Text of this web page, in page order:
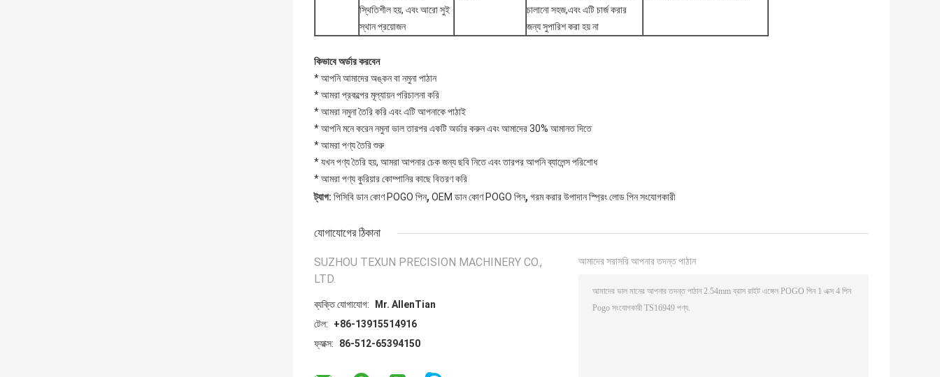
স্থিতিশীল হয়, এবং আরো সুই
স্থান প্রয়োজন
চালানো সহজ,এবং এটি চার্জ করার
জন্য সুপারিশ করা হয় না
কিভাবে অর্ডার করবেন
* আপনি আমাদের অঙ্কন বা নমুনা পাঠান
* আমরা প্রকল্পের মূল্যায়ন পরিচালনা করি
* আমরা নমুনা তৈরি করি এবং এটি আপনাকে পাঠাই
* আপনি মনে করেন নমুনা ভাল তারপর একটি অর্ডার করুন এবং আমাদের 30% আমানত দিতে
* আমরা পণ্য তৈরি শুরু
* যখন পণ্য তৈরি হয়, আমরা আপনার চেক জন্য ছবি নিতে এবং তারপর আপনি ব্যালেন্স পরিশোধ
* আমরা পণ্য কুরিয়ার কোম্পানির কাছে বিতরণ করি
ট্যাগ: পিসিবি ডান কোণ POGO পিন, OEM ডান কোণ POGO পিন, গরম করার উপাদান স্প্রিং লোড পিন সংযোগকারী
যোগাযোগের ঠিকানা
SUZHOU TEXUN PRECISION MACHINERY CO.,
LTD.
ব্যক্তি যোগাযোগ:
Mr. AllenTian
টেল:
+86-13915514916
ফ্যাক্স:
86-512-65394150
আমাদের সরাসরি আপনার তদন্ত পাঠান